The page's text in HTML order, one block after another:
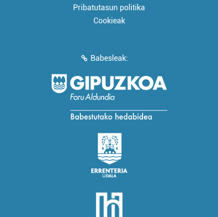
Pribatutasun politika
Cookieak
Babesleak: